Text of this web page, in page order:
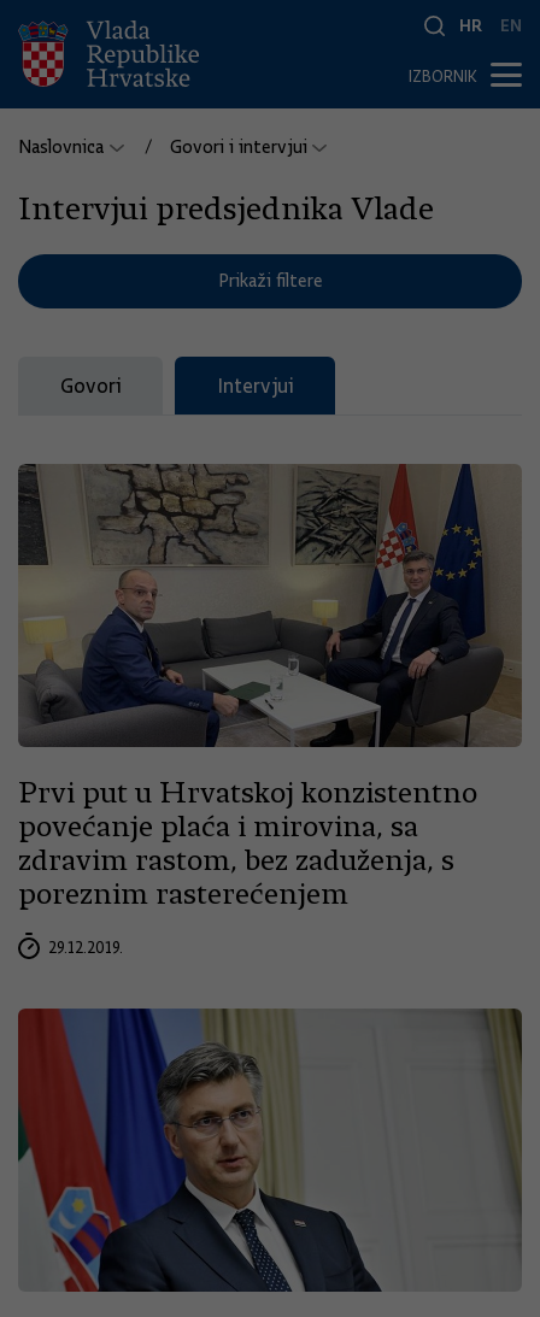
HR EN
IZBORNIK
Naslovnica Govori i intervjui
Intervjui predsjednika Vlade
Prikaži filtere
Govori Intervjui
Prvi put u Hrvatskoj konzistentno
povećanje plaća i mirovina, sa
zdravim rastom, bez zaduženja, s
poreznim rasterećenjem
29.12.2019.